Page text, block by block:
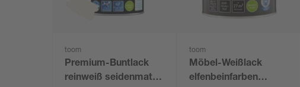
toom
Premium-Buntlack
reinweiß seidenmatt
toom
Möbel-Weißlack
elfenbeinfarben